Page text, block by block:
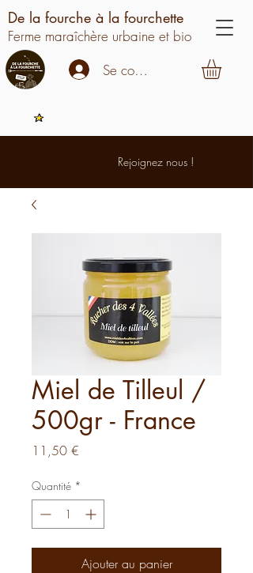
De la fourche à la fourchette
Ferme maraîchère urbaine et bio
Se connecter
Rejoignez nous !
Miel de Tilleul /
500gr - France
11,50 €
Quantité *
Ajouter au panier